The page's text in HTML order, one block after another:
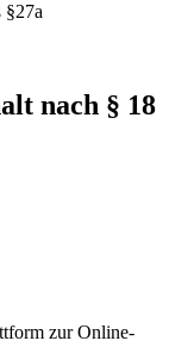
§27a
nach § 18
zur Online-